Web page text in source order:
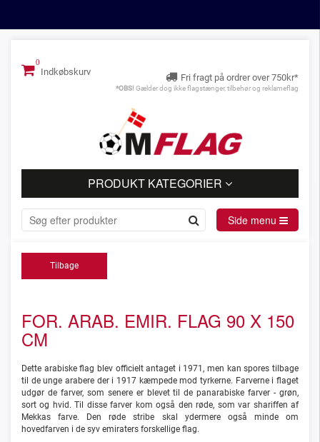
Indkøbskurv
Fri fragt på ordrer over 750kr*
*OBS! Gælder dog ikke flagstænger, tilbehør og reklameflag
PRODUKT KATEGORIER
Side menu
Tilbage
FOR. ARAB. EMIR. FLAG 90 X 150
CM
Dette arabiske flag blev officielt antaget i 1971, men kan spores tilbage
til de unge arabere der i 1917 kæmpede mod tyrkerne. Farverne i flaget
udgør de farver, som senere er blevet til de panarabiske farver - grøn,
sort og hvid. Til disse farver kom også den røde, som var shariffen af
Mekkas farve. Den røde stribe skal ydermere også minde om
hovedfarven i de syv emiraters forskellige flag.